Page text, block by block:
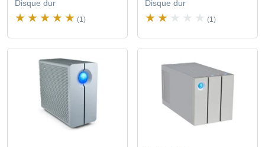
Disque dur
(1)
Disque dur
(1)